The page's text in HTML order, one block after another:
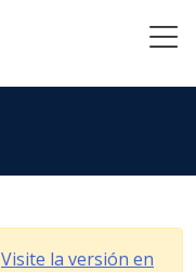
Visite la versión en